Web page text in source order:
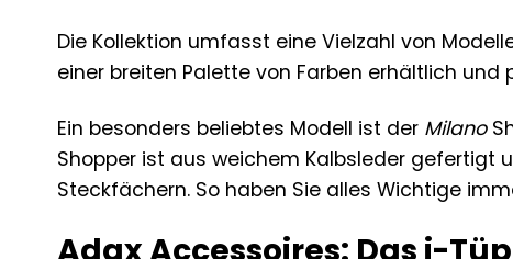
Die Kollektion umfasst eine Vielzahl von
einer breiten Palette von Farben erhältlich
Ein besonders beliebtes Modell ist der Milano
Shopper ist aus weichem Kalbsleder gefertigt
Steckfächern. So haben Sie alles Wichtige
Adax Accessoires: Das i-